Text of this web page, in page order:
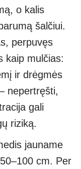
o kalis
šalčiui.
perpuvęs
kaip mulčias:
ir drėgmės
nepertręšti,
gali
riziką.
jauname
cm. Per